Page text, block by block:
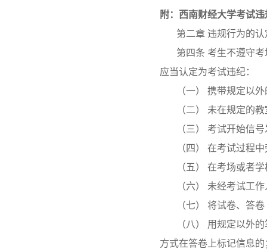
附：西南财经大学考试
第二章 违规行为的
第四条 考生不遵守
应当认定为考试违纪：
（一） 携带规定以
（二） 未在规定的
（三） 考试开始信
（四） 在考试过程
（五） 在考场或者
（六） 未经考试工
（七） 将试卷、答
（八） 用规定以外
方式在答卷上标记信息的